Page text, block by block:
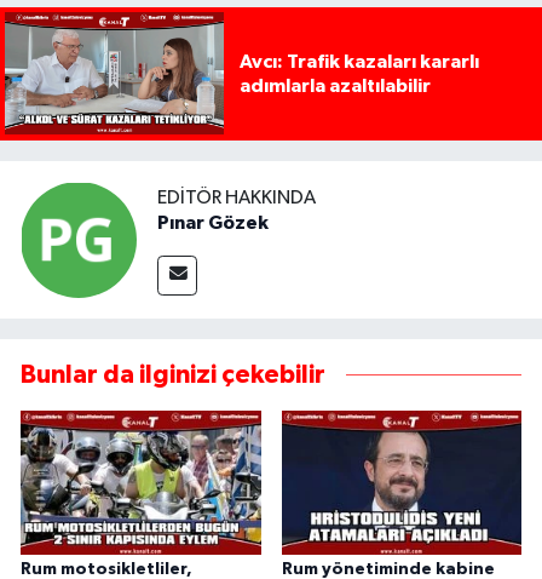
Avcı: Trafik kazaları kararlı
adımlarla azaltılabilir
EDITÖR HAKKINDA
Pınar Gözek
Bunlar da ilginizi çekebilir
Rum motosikletliler, Rum yönetiminde kabine